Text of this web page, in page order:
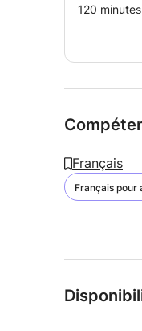
120 minutes
Français
Français pour